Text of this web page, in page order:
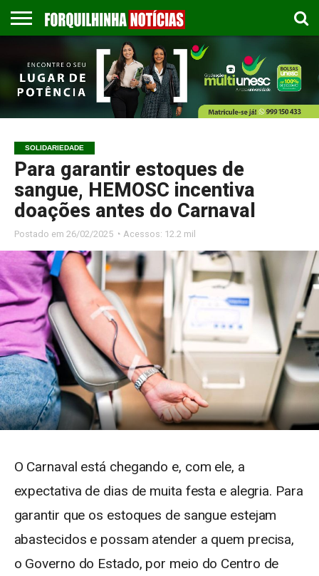
EMPREGOS
ESPORTES
PUBLICAÇÃO
LEGAL
GASTRONOMIA
CONTATO
SOLIDARIEDADE
Para garantir estoques de
sangue, HEMOSC incentiva
doações antes do Carnaval
Postado em 26/02/2025 ◔ Acessos: 12.2 mil
O Carnaval está chegando e, com ele, a
expectativa de dias de muita festa e alegria. Para
garantir que os estoques de sangue estejam
abastecidos e possam atender a quem precisa,
o Governo do Estado, por meio do Centro de